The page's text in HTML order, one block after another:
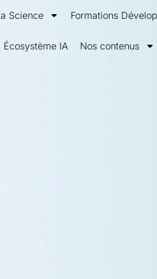
Science Formations
Écosystème IA Nos contenus